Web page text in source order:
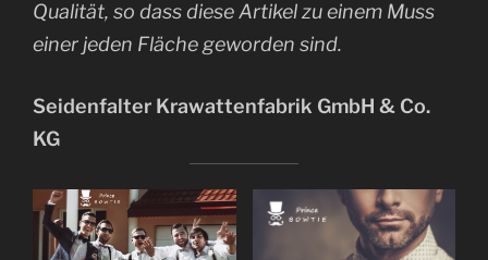
Qualität, so dass diese Artikel zu einem Muss
einer jeden Fläche geworden sind.
Seidenfalter Krawattenfabrik GmbH & Co.
KG